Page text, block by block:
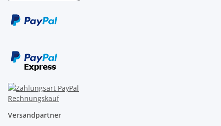
Versandpartner